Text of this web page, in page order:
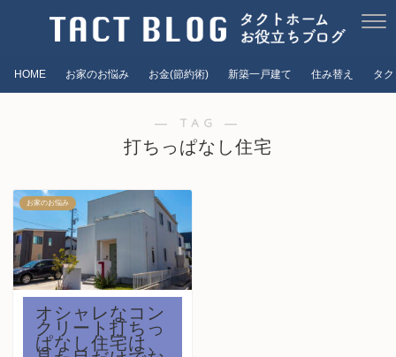
HOME お家のお悩み お金(節約術) 新築一戸建て 住み替え タ
― TAG ―
打ちっぱなし住宅
お家のお悩み
オシャレなコン
クリート打ちっ
ぱなし住宅は、